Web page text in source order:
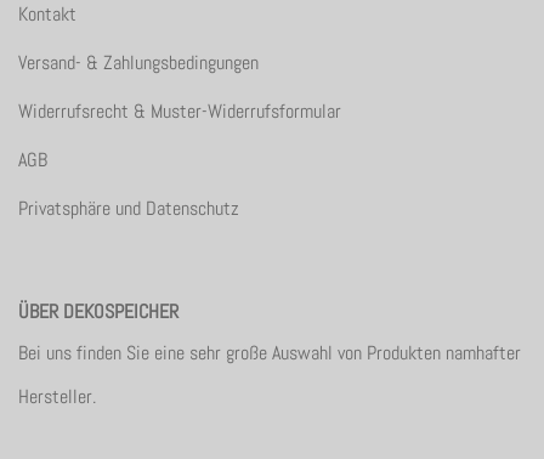
Kontakt
Versand- & Zahlungsbedingungen
Widerrufsrecht & Muster-Widerrufsformular
AGB
Privatsphäre und Datenschutz
ÜBER DEKOSPEICHER
Bei uns finden Sie eine sehr große Auswahl von Produkten namhafter
Hersteller.